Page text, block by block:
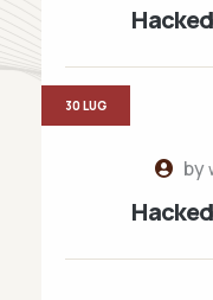
by
30 LUG